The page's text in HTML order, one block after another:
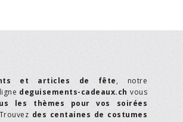
et articles de fête, notre
deguisements-cadeaux.ch vous
les thèmes pour vos soirées
des centaines de costumes